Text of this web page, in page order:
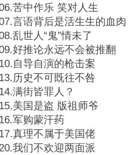
苦中作乐 笑对人生
言语背后是活生生的血肉
乱世人“鬼”情未了
好推论永远不会被推翻
自导自演的枪击案
历史不可既往不咎
满街皆罪人？
美国是盗 版祖师爷
军购蒙汗药
真理不属于美国佬
我们不欢迎两面派